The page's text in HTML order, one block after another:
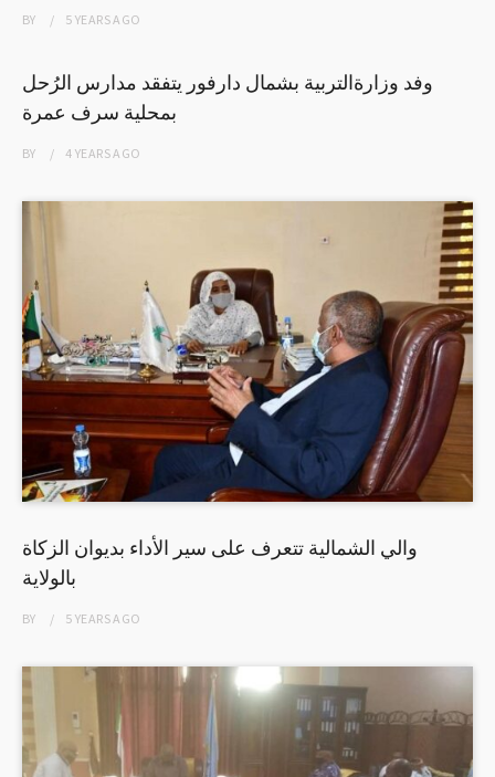
BY 5 YEARSAGO
وفد وزارةالتربية بشمال دارفور يتفقد مدارس الرُحل
بمحلية سرف عمرة
BY 4 YEARSAGO
والي الشمالية تتعرف على سير الأداء بديوان الزكاة
بالولاية
BY 5 YEARSAGO